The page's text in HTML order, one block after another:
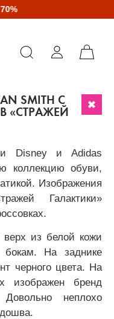
SMITH С
«СТРАЖЕЙ
Disney и Adidas
коллекцию обуви,
Изображения
Галактики»
из белой кожи
На заднике
черного цвета. На
изображен бренд
неплохо